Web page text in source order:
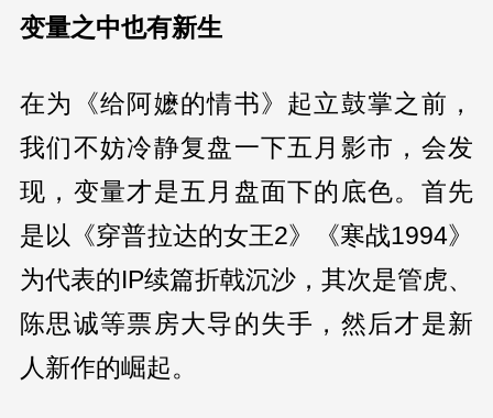
变量之中也有新生
在为《给阿嬷的情书》起立鼓掌之前，
我们不妨冷静复盘一下五月影市，会发
现，变量才是五月盘面下的底色。首先
是以《穿普拉达的女王2》《寒战1994》
为代表的IP续篇折戟沉沙，其次是管虎、
陈思诚等票房大导的失手，然后才是新
人新作的崛起。